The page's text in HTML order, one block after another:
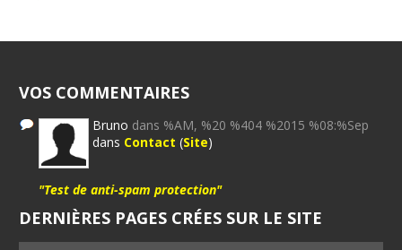
VOS COMMENTAIRES
Bruno dans %AM, %20 %404 %2015 %08:%Sep
dans Contact (Site)
"Test de anti-spam protection"
DERNIÈRES PAGES CRÉES SUR LE SITE